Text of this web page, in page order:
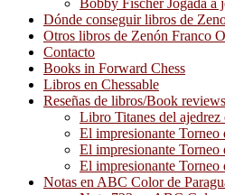
Bobby Fischer Jogada a
Dónde conseguir libros de
Otros libros de Zenón Franco
Contacto
Books in Forward Chess
Libros en Chessable
Reseñas de libros/Book reviews
Libro Titanes del ajedrez
El impresionante Torneo
El impresionante Torneo
El impresionante Torneo
Notas en ABC Color de